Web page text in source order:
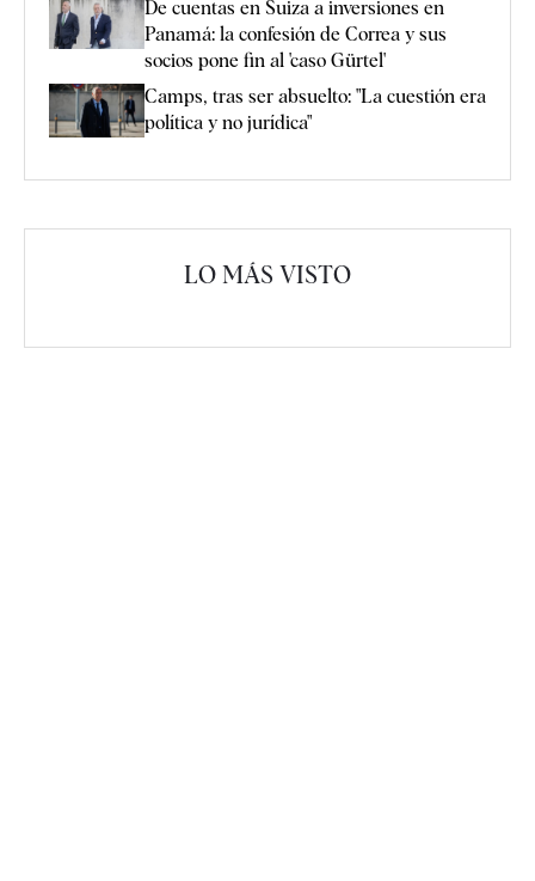
De cuentas en Suiza a inversiones en
Panamá: la confesión de Correa y sus
socios pone fin al 'caso Gürtel'
Camps, tras ser absuelto: "La cuestión era
política y no jurídica"
LO MÁS VISTO